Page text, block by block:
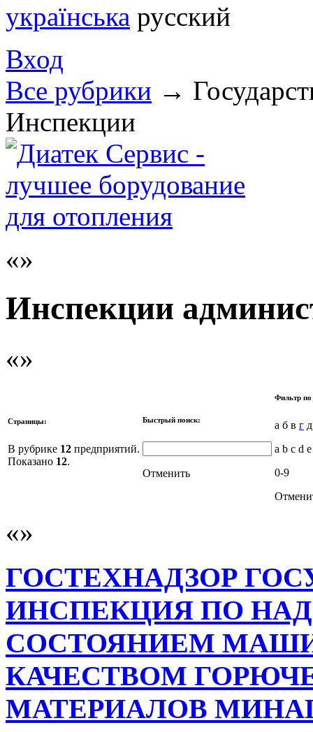
українська русский
Вход
Все рубрики →
Инспекции
Инспекции
Страницы:
В рубрике 12 предприятий.
Показано 12.
Быстрый поиск:
Отменить
Фильтр по
а б в г
a b c d
0-9
ГОСТЕХНАДЗОР
ИНСПЕКЦИЯ ПО
СОСТОЯНИЕМ
КАЧЕСТВОМ
МАТЕРИАЛОВ